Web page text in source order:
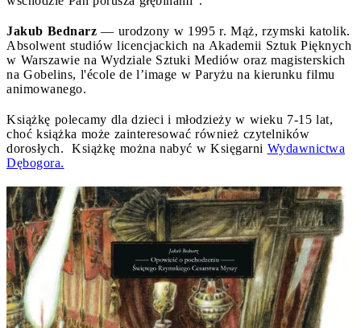
Jakub Bednarz — urodzony w 1995 r. Mąż, rzymski katolik.
Absolwent studiów licencjackich na Akademii Sztuk Pięknych
w Warszawie na Wydziale Sztuki Mediów oraz magisterskich
na Gobelins, l'école de l’image w Paryżu na kierunku filmu
animowanego.
Książkę polecamy dla dzieci i młodzieży w wieku 7-15 lat,
choć książka może zainteresować również czytelników
dorosłych. Książkę można nabyć w Księgarni Wydawnictwa
Dębogora.